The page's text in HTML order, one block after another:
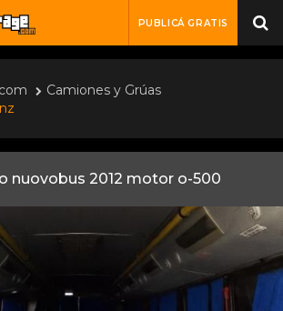
PUBLICÁ GRATIS
Camiones y Grúas
nuovobus 2012 motor o-500